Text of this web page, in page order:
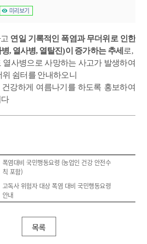
미리보기
연일 기록적인 폭염과 무더위로 인한
, 열사병, 열탈진)이 증가하는 추세 로,
열사병으로 사망하는 사고가 발생하여
위 쉼터를 안내하오니
강하게 여름나기를 하도록 홍보하여
폭염대비 국민행동요령 (농업인 건강 안전수
칙 포함)
고독사 위험자 대상 폭염 대비 국민행동요령
안내
목록